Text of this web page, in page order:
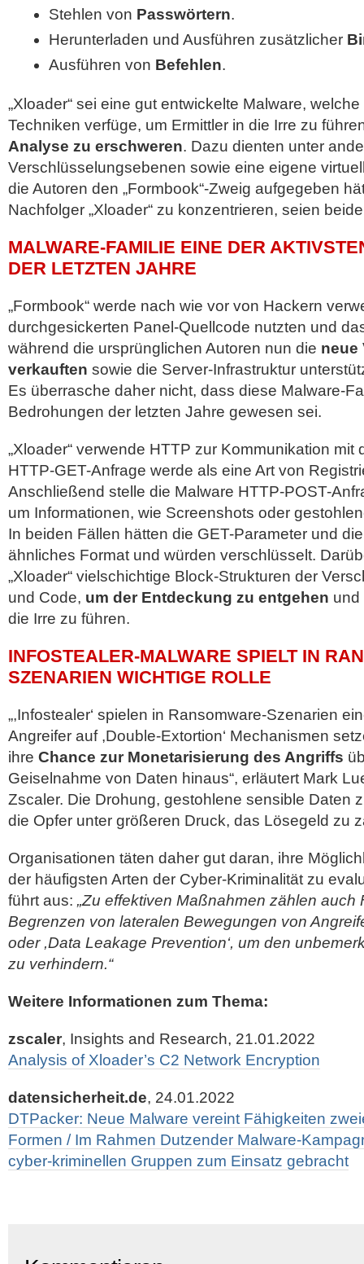
Stehlen von Passwörtern.
Herunterladen und Ausführen zusätzlicher
Ausführen von Befehlen.
„Xloader“ sei eine gut entwickelte Malware,
Techniken verfüge, um Ermittler in die Irre zu
Analyse zu erschweren. Dazu dienten unter
Verschlüsselungsebenen sowie eine eigene
die Autoren den „Formbook“-Zweig aufgegeben
Nachfolger „Xloader“ zu konzentrieren, seien
MALWARE-FAMILIE EINE DER
DER LETZTEN JAHRE
„Formbook“ werde nach wie vor von Hackern
durchgesickerten Panel-Quellcode nutzten und
während die ursprünglichen Autoren nun die neue
verkauften sowie die Server-Infrastruktur
Es überrasche daher nicht, dass diese Malware-
Bedrohungen der letzten Jahre gewesen sei.
„Xloader“ verwende HTTP zur Kommunikation mit
HTTP-GET-Anfrage werde als eine Art von
Anschließend stelle die Malware HTTP-POST-
um Informationen, wie Screenshots oder
In beiden Fällen hätten die GET-Parameter und
ähnliches Format und würden verschlüsselt.
„Xloader“ vielschichtige Block-Strukturen der
und Code, um der Entdeckung zu entgehen und
die Irre zu führen.
INFOSTEALER-MALWARE SPIELT IN
SZENARIEN WICHTIGE ROLLE
„,Infostealer‘ spielen in Ransomware-Szenarien
Angreifer auf ,Double-Extortion‘ Mechanismen
ihre Chance zur Monetarisierung des Angriffs
Geiselnahme von Daten hinaus“, erläutert Mark
Zscaler. Die Drohung, gestohlene sensible Daten
die Opfer unter größeren Druck, das Lösegeld zu
Organisationen täten daher gut daran, ihre
der häufigsten Arten der Cyber-Kriminalität zu
führt aus: „Zu effektiven Maßnahmen zählen auch
Begrenzen von lateralen Bewegungen von
oder ,Data Leakage Prevention‘, um den
zu verhindern.“
Weitere Informationen zum Thema:
zscaler, Insights and Research, 21.01.2022
Analysis of Xloader’s C2 Network Encryption
datensicherheit.de, 24.01.2022
DTPacker: Neue Malware vereint Fähigkeiten
Formen / Im Rahmen Dutzender Malware-
cyber-kriminellen Gruppen zum Einsatz gebracht